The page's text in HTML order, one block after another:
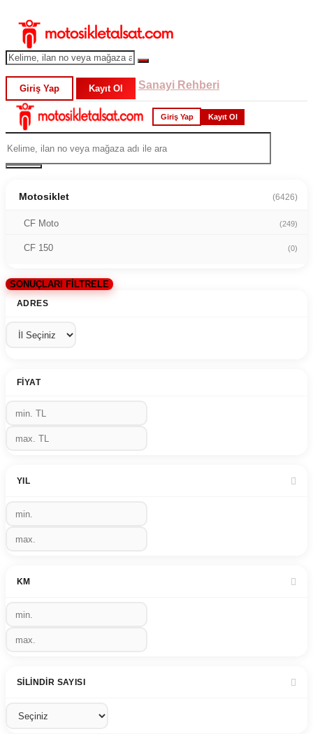
Giriş Yap Kayıt Ol Sanayi Rehberi
Giriş Yap Kayıt Ol
Motosiklet (6426)
CF Moto (249)
CF 150 (0)
SONUÇLARI FİLTRELE
ADRES
FIYAT
YIL
KM
SILINDIR SAYISI